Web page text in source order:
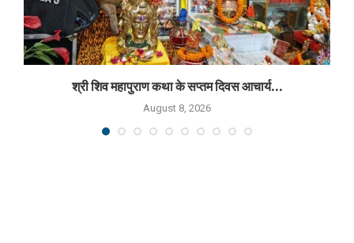
श्री शिव महापुराण कथा के सप्तम दिवस आचार्य...
August 8, 2026